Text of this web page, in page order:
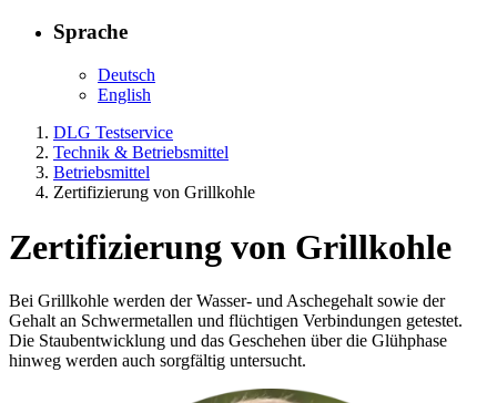
Sprache
Deutsch
English
DLG Testservice
Technik & Betriebsmittel
Betriebsmittel
Zertifizierung von Grillkohle
Zertifizierung von Grillkohle
Bei Grillkohle werden der Wasser- und Aschegehalt sowie der
Gehalt an Schwermetallen und flüchtigen Verbindungen getestet.
Die Staubentwicklung und das Geschehen über die Glühphase
hinweg werden auch sorgfältig untersucht.